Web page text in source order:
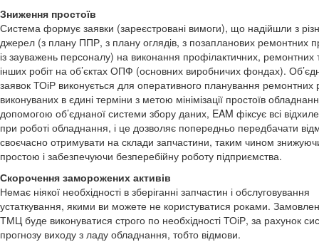
Зниження простоїв
Система формує заявки (зареєстровані вимоги), що надійшли з
джерел (з плану ППР, з плану оглядів, з позапланових ремонтних
із зауважень персоналу) на виконання профілактичних, ремонтних
інших робіт на об’єктах ОПФ (основних виробничих фондах).
заявок ТОіР виконується для оперативного планування ремонтних
виконуваних в єдині терміни з метою мінімізації простоїв
допомогою об’єднаної системи збору даних, EAM фіксує всі
при роботі обладнання, і це дозволяє попередньо передбачати
своєчасно отримувати на склади запчастини, таким чином
простою і забезпечуючи безперебійну роботу підприємства.
Скорочення заморожених активів
Немає ніякої необхідності в зберіганні запчастин і обслуговування
устаткування, якими ви можете не користуватися роками.
ТМЦ буде виконуватися строго по необхідності ТОіР, за рахунок
прогнозу виходу з ладу обладнання, тобто відмови.